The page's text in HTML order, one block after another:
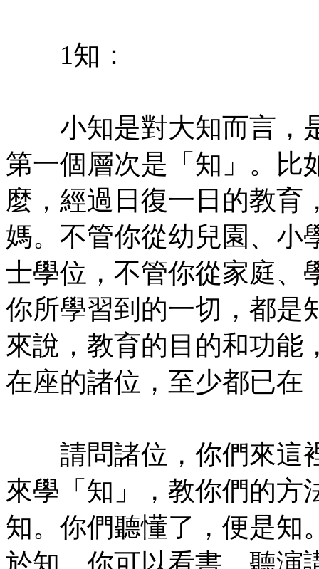
1知：
小知是對大知而言，
第一個層次是「知」。比
麼，經過日復一日的教育
媽。不管你從幼兒園、小
士學位，不管你從家庭、
你所學習到的一切，都是
來說，教育的目的和功能
在座的諸位，至少都已在
請問諸位，你們來這
來學「知」，教你們的方
知。你們聽懂了，便是知